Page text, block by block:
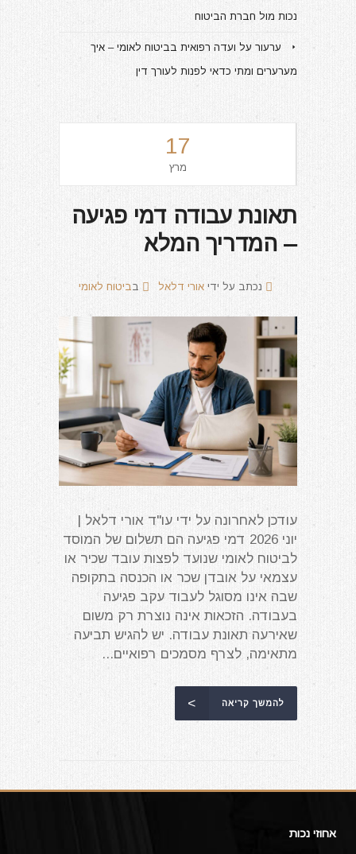
נכות מול חברת הביטוח
ערעור על ועדה רפואית בביטוח לאומי – איך
מערערים ומתי כדאי לפנות לעורך דין
17
מרץ
תאונת עבודה דמי פגיעה
– המדריך המלא
נכתב על ידי אורי דלאל בביטוח לאומי
עודכן לאחרונה על ידי עו"ד אורי דלאל |
יוני 2026 דמי פגיעה הם תשלום של המוסד
לביטוח לאומי שנועד לפצות עובד שכיר או
עצמאי על אובדן שכר או הכנסה בתקופה
שבה אינו מסוגל לעבוד עקב פגיעה
בעבודה. הזכאות אינה נוצרת רק משום
שאירעה תאונת עבודה. יש להגיש תביעה
מתאימה, לצרף מסמכים רפואיים...
להמשך קריאה
אחוזי נכות